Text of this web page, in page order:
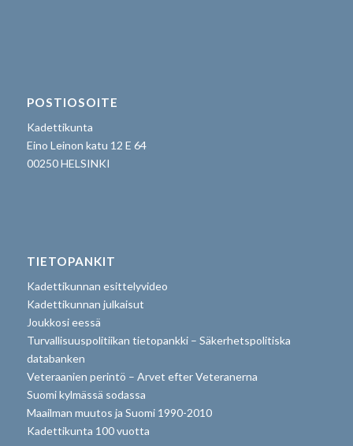
POSTIOSOITE
Kadettikunta
Eino Leinon katu 12 E 64
00250 HELSINKI
TIETOPANKIT
Kadettikunnan esittelyvideo
Kadettikunnan julkaisut
Joukkosi eessä
Turvallisuuspolitiikan tietopankki – Säkerhetspolitiska
databanken
Veteraanien perintö – Arvet efter Veteranerna
Suomi kylmässä sodassa
Maailman muutos ja Suomi 1990-2010
Kadettikunta 100 vuotta